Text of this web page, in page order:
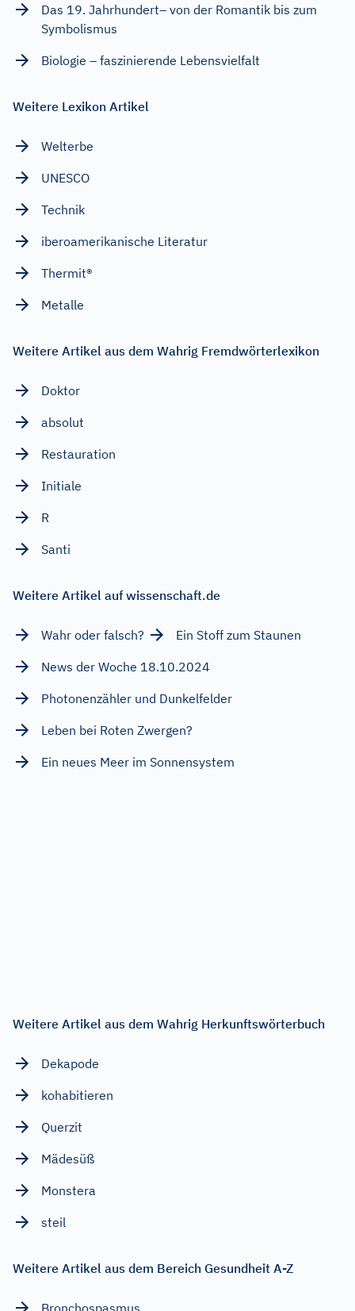
Das 19. Jahrhundert– von der Romantik bis zum
Symbolismus
Biologie – faszinierende Lebensvielfalt
Weitere Lexikon Artikel
Welterbe
UNESCO
Technik
iberoamerikanische Literatur
Thermit®
Metalle
Weitere Artikel aus dem Wahrig Fremdwörterlexikon
Doktor
absolut
Restauration
Initiale
R
Santi
Weitere Artikel auf wissenschaft.de
Wahr oder falsch?
Ein Stoff zum Staunen
News der Woche 18.10.2024
Photonenzähler und Dunkelfelder
Leben bei Roten Zwergen?
Ein neues Meer im Sonnensystem
Weitere Artikel aus dem Wahrig Herkunftswörterbuch
Dekapode
kohabitieren
Querzit
Mädesüß
Monstera
steil
Weitere Artikel aus dem Bereich Gesundheit A-Z
Bronchospasmus